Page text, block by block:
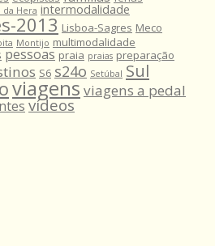
da Hera intermodalidade
2013 Lisboa-Sagres Meco
Montijo multimodalidade
pessoas praia praias preparação
S6 s24o Setúbal Sul
viagens viagens a pedal
vídeos